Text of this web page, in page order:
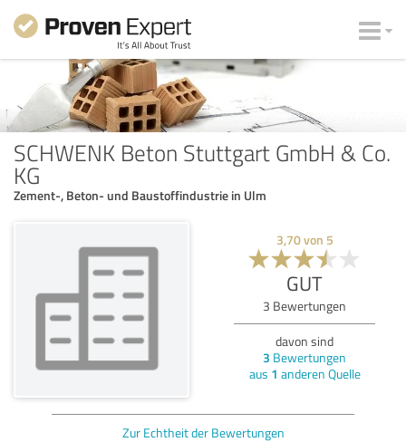
SCHWENK Beton Stuttgart GmbH & Co.
KG
Zement-, Beton- und Baustoffindustrie in Ulm
3,70von 5
GUT
3 Bewertungen
davon sind
3 Bewertungen
aus 1 anderen Quelle
Zur Echtheit der Bewertungen